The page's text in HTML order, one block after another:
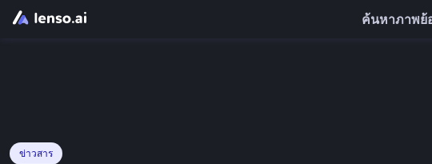
ค้นหาภาพย้
ข่าวสาร